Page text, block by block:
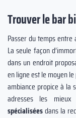
Trouver le bar
Passer du temps
La seule façon
dans un endroit
en ligne est le moyen
ambiance propice à la
adresses les
spécialiséesdans la